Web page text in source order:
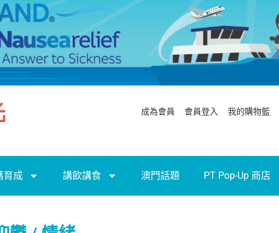
成為會員 會員登入 我的購物籃
育成 講飲講食 澳門話題 PT Pop-Up 商店